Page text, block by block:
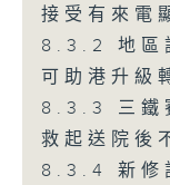
接受有來電
8.3.2 地區
可助港升級
8.3.3 三鐵
救起送院後
8.3.4 新修